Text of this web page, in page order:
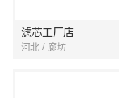
滤芯工厂店
河北 / 廊坊